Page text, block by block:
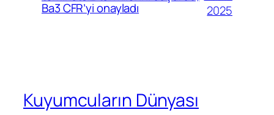
Ba3 CFR’yi onayladı
2025
Kuyumcuların Dünyası